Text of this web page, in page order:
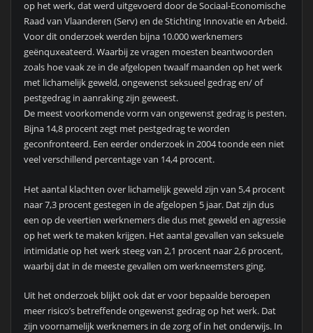
op het werk, dat werd uitgevoerd door de Sociaal-Economische
Raad van Vlaanderen (Serv) en de Stichting Innovatie en Arbeid.
Voor dit onderzoek werden bijna 10.000 werknemers
geënquxeateerd. Waarbij ze vragen moesten beantwoorden
zoals hoe vaak ze in de afgelopen twaalf maanden op het werk
met lichamelijk geweld, ongewenst seksueel gedrag en/ of
pestgedrag in aanraking zijn geweest.
De meest voorkomende vorm van ongewenst gedrag is pesten.
Bijna 14,8 procent zegt met pestgedrag te worden
geconfronteerd. Een eerder onderzoek in 2004 toonde een niet
veel verschillend percentage van 14,4 procent.
Het aantal klachten over lichamelijk geweld zijn van 5,4 procent
naar 7,3 procent gestegen in de afgelopen 5 jaar. Dat zijn dus
een op de veertien werknemers die dus met geweld en agressie
op het werk te maken krijgen. Het aantal gevallen van seksuele
intimidatie op het werk steeg van 2,1 procent naar 2,6 procent,
waarbij dat in de meeste gevallen om werkneemsters ging.
Uit het onderzoek blijkt ook dat er voor bepaalde beroepen
meer risico’s betreffende ongewenst gedrag op het werk. Dat
zijn voornamelijk werknemers in de zorg of in het onderwijs. In